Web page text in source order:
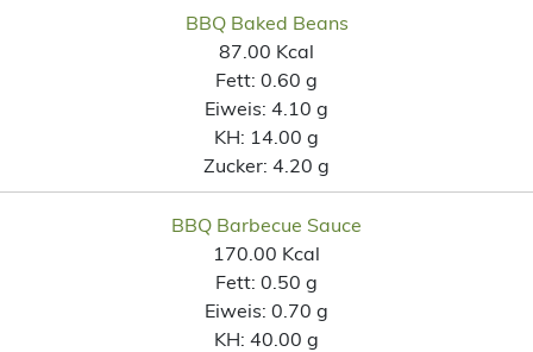
BBQ Baked Beans
87.00 Kcal
Fett: 0.60 g
Eiweis: 4.10 g
KH: 14.00 g
Zucker: 4.20 g
BBQ Barbecue Sauce
170.00 Kcal
Fett: 0.50 g
Eiweis: 0.70 g
KH: 40.00 g